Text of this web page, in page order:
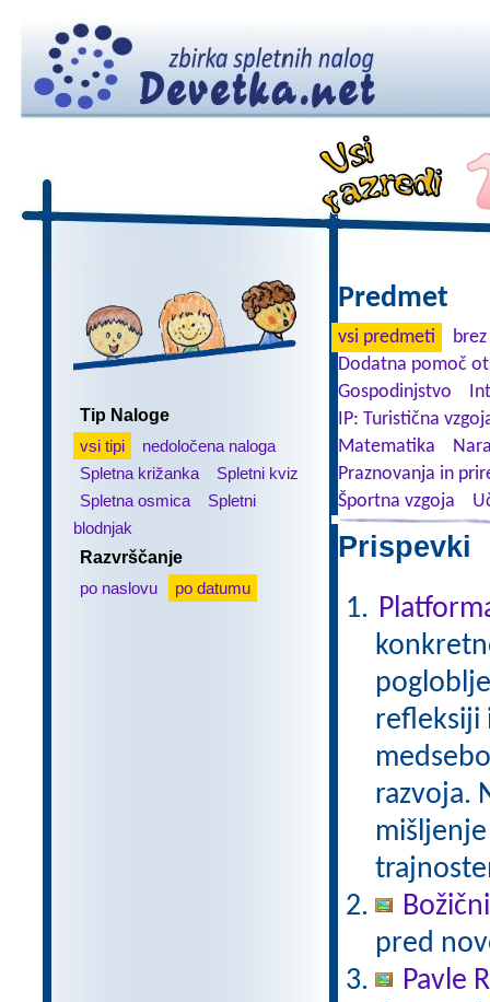
Tip Naloge
vsi tipi
nedoločena naloga
Spletna križanka
Spletni kviz
Spletna osmica
Spletni
blodnjak
Razvrščanje
po naslovu
po datumu
Predmet
vsi predmeti
Dodatna pomoč
Gospodinjstvo
IP: Turistična
Matematika
Praznovanja in
Športna vzgoja
Prispevki
refleksiji
razvoja.
pred
Pavle